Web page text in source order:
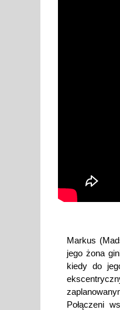
Markus
jego żona
kiedy do
Połączeni